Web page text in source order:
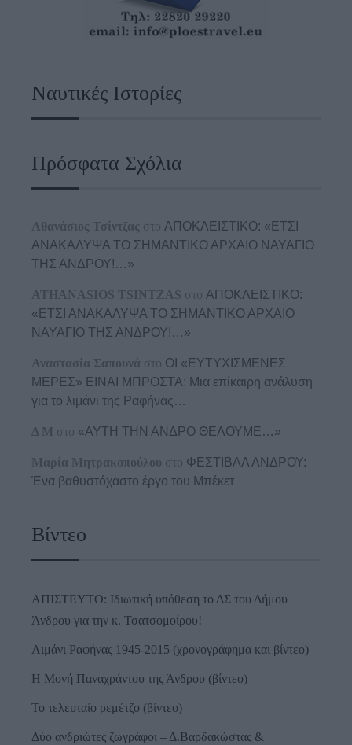
Ναυτικές Ιστορίες
Πρόσφατα Σχόλια
Αθανάσιος Τσίντζας στο ΑΠΟΚΛΕΙΣΤΙΚΟ: «ΕΤΣΙ
ΑΝΑΚΑΛΥΨΑ ΤΟ ΣΗΜΑΝΤΙΚΟ ΑΡΧΑΙΟ ΝΑΥΑΓΙΟ
ΤΗΣ ΑΝΔΡΟΥ!…»
ATHANASIOS TSINTZAS στο ΑΠΟΚΛΕΙΣΤΙΚΟ:
«ΕΤΣΙ ΑΝΑΚΑΛΥΨΑ ΤΟ ΣΗΜΑΝΤΙΚΟ ΑΡΧΑΙΟ
ΝΑΥΑΓΙΟ ΤΗΣ ΑΝΔΡΟΥ!…»
Αναστασία Σαπουνά στο ΟΙ «ΕΥΤΥΧΙΣΜΕΝΕΣ
ΜΕΡΕΣ» ΕΙΝΑΙ ΜΠΡΟΣΤΑ: Μια επίκαιρη ανάλυση
για το λιμάνι της Ραφήνας…
Δ Μ στο «ΑΥΤΗ ΤΗΝ ΑΝΔΡΟ ΘΕΛΟΥΜΕ…»
Μαρία Μητρακοπούλου στο ΦΕΣΤΙΒΑΛ ΑΝΔΡΟΥ:
Ένα βαθυστόχαστο έργο του Μπέκετ
Βίντεο
ΑΠΙΣΤΕΥΤΟ: Ιδιωτική υπόθεση το ΔΣ του Δήμου
Άνδρου για την κ. Τσατσομοίρου!
Λιμάνι Ραφήνας 1945-2015 (χρονογράφημα και βίντεο)
Η Μονή Παναχράντου της Άνδρου (βίντεο)
Το τελευταίο ρεμέτζο (βίντεο)
Δύο ανδριώτες ζωγράφοι – Δ.Βαρδακώστας &